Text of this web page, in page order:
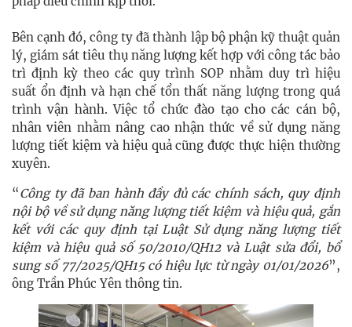
Bên cạnh đó, công ty đã thành lập bộ phận kỹ thuật quản
lý, giám sát tiêu thụ năng lượng kết hợp với công tác bảo
trì định kỳ theo các quy trình SOP nhằm duy trì hiệu
suất ổn định và hạn chế tổn thất năng lượng trong quá
trình vận hành. Việc tổ chức đào tạo cho các cán bộ,
nhân viên nhằm nâng cao nhận thức về sử dụng năng
lượng tiết kiệm và hiệu quả cũng được thực hiện thường
xuyên.
“Công ty đã ban hành đầy đủ các chính sách, quy định
nội bộ về sử dụng năng lượng tiết kiệm và hiệu quả, gắn
kết với các quy định tại Luật Sử dụng năng lượng tiết
kiệm và hiệu quả số 50/2010/QH12 và Luật sửa đổi, bổ
sung số 77/2025/QH15 có hiệu lực từ ngày 01/01/2026”,
ông Trần Phúc Yên thông tin.